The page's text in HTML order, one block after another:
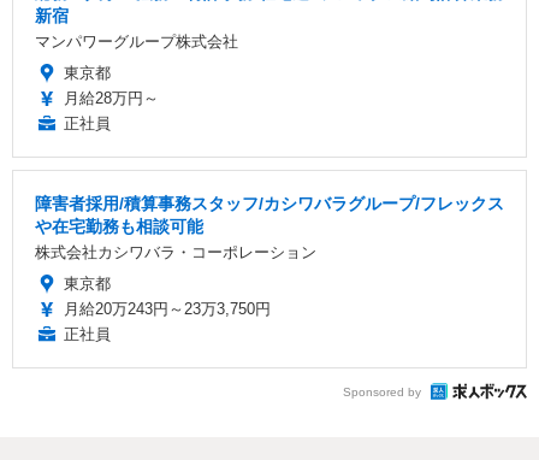
新宿
マンパワーグループ株式会社
東京都
月給28万円～
正社員
障害者採用/積算事務スタッフ/カシワバラグループ/フレックス
や在宅勤務も相談可能
株式会社カシワバラ・コーポレーション
東京都
月給20万243円～23万3,750円
正社員
Sponsored by